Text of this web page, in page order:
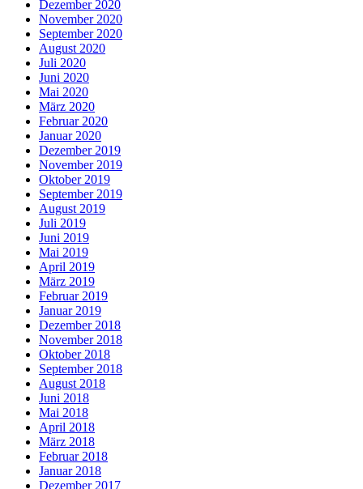
Dezember 2020
November 2020
September 2020
August 2020
Juli 2020
Juni 2020
Mai 2020
März 2020
Februar 2020
Januar 2020
Dezember 2019
November 2019
Oktober 2019
September 2019
August 2019
Juli 2019
Juni 2019
Mai 2019
April 2019
März 2019
Februar 2019
Januar 2019
Dezember 2018
November 2018
Oktober 2018
September 2018
August 2018
Juni 2018
Mai 2018
April 2018
März 2018
Februar 2018
Januar 2018
Dezember 2017